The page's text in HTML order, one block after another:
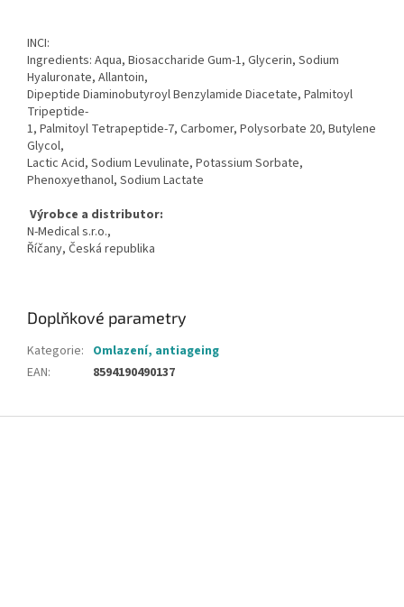
INCI:
Ingredients: Aqua, Biosaccharide Gum-1, Glycerin, Sodium
Hyaluronate, Allantoin,
Dipeptide Diaminobutyroyl Benzylamide Diacetate, Palmitoyl
Tripeptide-
1, Palmitoyl Tetrapeptide-7, Carbomer, Polysorbate 20, Butylene
Glycol,
Lactic Acid, Sodium Levulinate, Potassium Sorbate,
Phenoxyethanol, Sodium Lactate
Výrobce a distributor:
N-Medical s.r.o.,
Říčany, Česká republika
Doplňkové parametry
Kategorie: Omlazení, antiageing
EAN: 8594190490137